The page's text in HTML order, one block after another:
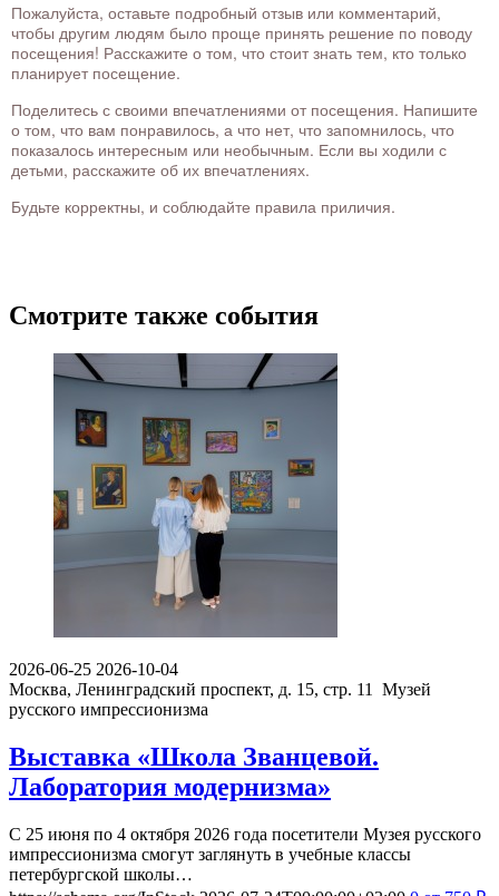
Пожалуйста, оставьте подробный отзыв или комментарий,
чтобы другим людям было проще принять решение по поводу
посещения! Расскажите о том, что стоит знать тем, кто только
планирует посещение.
Поделитесь с своими впечатлениями от посещения. Напишите
о том, что вам понравилось, а что нет, что запомнилось, что
показалось интересным или необычным. Если вы ходили с
детьми, расскажите об их впечатлениях.
Будьте корректны, и соблюдайте правила приличия.
Смотрите также события
2026-06-25 2026-10-04
Москва, Ленинградский проспект, д. 15, стр. 11
Музей
русского импрессионизма
Выставка «Школа Званцевой.
Лаборатория модернизма»
С 25 июня по 4 октября 2026 года посетители Музея русского
импрессионизма смогут заглянуть в учебные классы
петербургской школы…